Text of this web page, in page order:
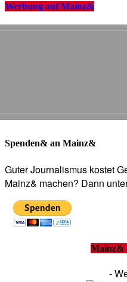
Werbung auf Mainz&
Spenden& an Mainz&
Guter Journalismus kostet
Mainz& machen? Dann
Mainz&
-